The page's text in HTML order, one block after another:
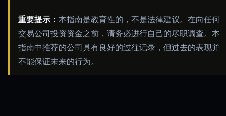
重要提示： 本指南是教育性的，不是法律建议。在向任何
交易公司投资资金之前，请务必进行自己的尽职调查。本
指南中推荐的公司具有良好的过往记录，但过去的表现并
不能保证未来的行为。